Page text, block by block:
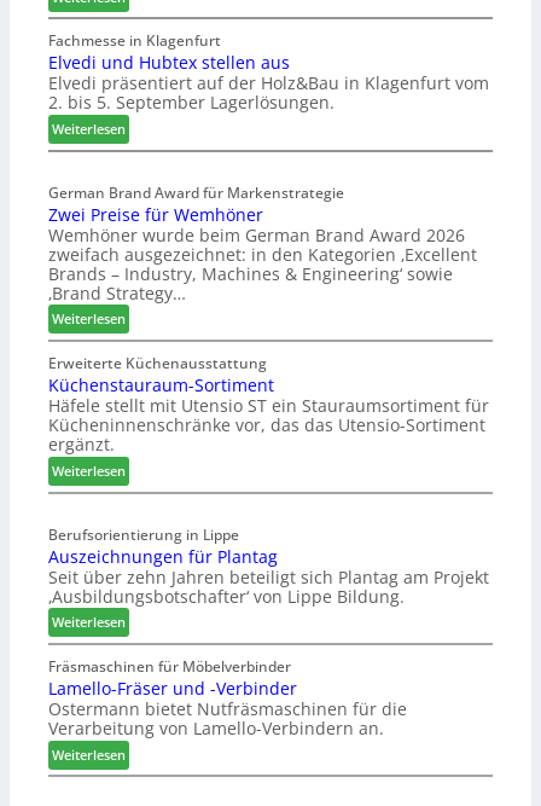
W
e
i
n
i
p
s
s
t
F
ü
h
r
u
n
g
a
n
Fachmesse in Klagenfurt
Elvedi und Hubtex stellen aus
Elvedi präsentiert auf der Holz&Bau in Klagenfurt vom
2. bis 5. September Lagerlösungen.
Weiterlesen:
E
v
e
d
i
u
n
d
H
u
b
t
e
x
s
t
l
e
n
a
u
s
German Brand Award für Markenstrategie
Zwei Preise für Wemhöner
Wemhöner wurde beim German Brand Award 2026
zweifach ausgezeichnet: in den Kategorien ‚Excellent
Brands – Industry, Machines & Engineering‘ sowie
‚Brand Strategy…
Weiterlesen:
Z
w
e
i
P
e
i
e
f
ü
r
W
e
m
h
ö
n
e
r
Erweiterte Küchenausstattung
Küchenstauraum-Sortiment
Häfele stellt mit Utensio ST ein Stauraumsortiment für
Kücheninnenschränke vor, das das Utensio-Sortiment
ergänzt.
Weiterlesen:
K
c
h
e
n
s
t
a
u
r
a
m
Berufsorientierung in Lippe
Auszeichnungen für Plantag
Seit über zehn Jahren beteiligt sich Plantag am Projekt
‚Ausbildungsbotschafter‘ von Lippe Bildung.
Weiterlesen:
A
u
s
z
e
c
Fräsmaschinen für Möbelverbinder
Lamello-Fräser und -Verbinder
Ostermann bietet Nutfräsmaschinen für die
Verarbeitung von Lamello-Verbindern an.
Weiterlesen:
L